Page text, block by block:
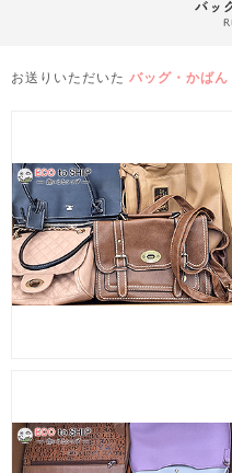
お送りいただいた バッグ・かばん